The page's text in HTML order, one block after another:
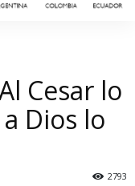
Cesar lo
Dios lo
2793